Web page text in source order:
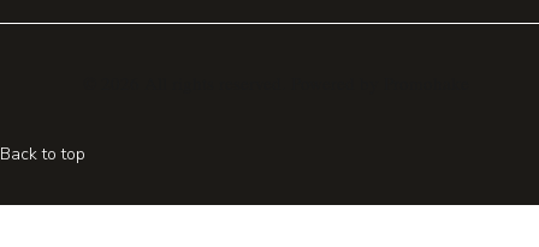
Back to top